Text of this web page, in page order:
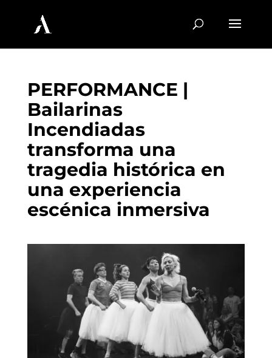
PERFORMANCE |
Bailarinas
Incendiadas
transforma una
tragedia histórica en
una experiencia
escénica inmersiva